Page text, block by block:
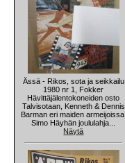
Ässä - Rikos, sota ja seikkailu
1980 nr 1, Fokker
Hävittäjälentokoneiden osto
Talvisotaan, Kenneth & Dennis
Barman eri maiden armeijoissa,
Simo Häyhän joululahja...
Näytä